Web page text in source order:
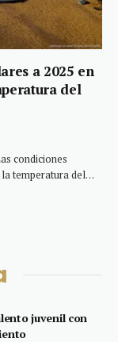
a 2025 en
del
condiciones
la temperatura del…
juvenil con